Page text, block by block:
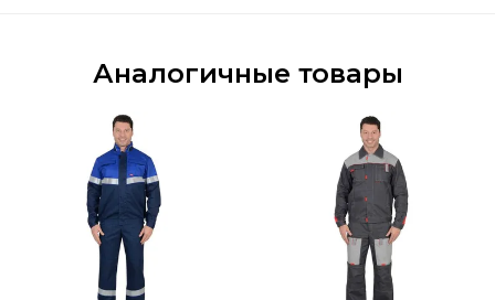
Аналогичные товары